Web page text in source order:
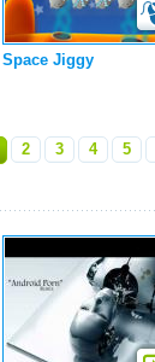
Space Jiggy
2 3 4 5